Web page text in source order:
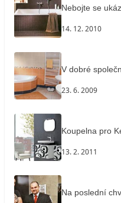
Nebojte se
14. 12. 2010
V dobré
23. 6. 2009
Koupelna pro
13. 2. 2011
Na poslední